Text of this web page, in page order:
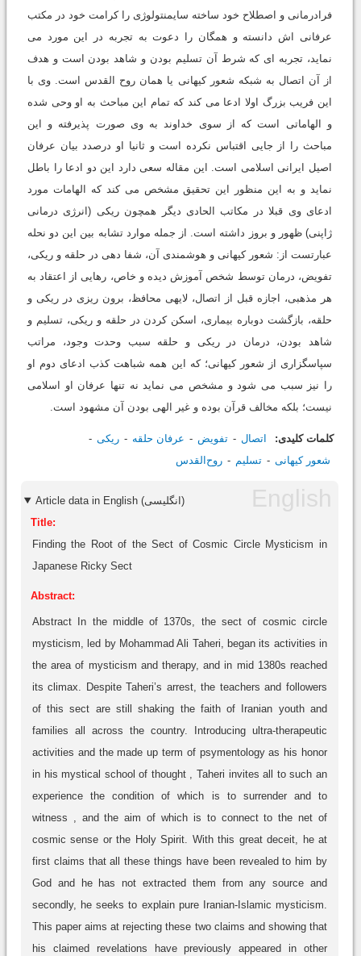
فرادرمانی و اصطلاح خود ساخته سایمنتولوژی را کرامت خود در مکتب
عرفانی اش دانسته و همگان را دعوت به تجربه در این مورد می
نماید، تجربه ای که شرط آن تسلیم بودن و شاهد بودن است و هدف
از آن اتصال به شبکه شعور کیهانی یا همان روح القدس است. وی با
این فریب بزرگ اولا ادعا می کند که تمام این مباحث به او وحی شده
و الهاماتی است که از سوی خداوند به وی صورت پذیرفته و این
مباحث را از جایی اقتباس نکرده است و ثانیا او درصدد بیان عرفان
اصیل ایرانی اسلامی است. این مقاله سعی دارد این دو ادعا را باطل
نماید و به این منظور این تحقیق مشخص می کند که الهامات مورد
ادعای وی قبلا در مکاتب الحادی دیگر همچون ریکی (انرژی درمانی
ژاپنی) ظهور و بروز داشته است. از جمله موارد تشابه بین این دو نحله
عبارتست از: شعور کیهانی و هوشمندی آن، شفا دهی در حلقه و ریکی،
تفویض، درمان توسط شخص آموزش دیده و خاص، رهایی از اعتقاد به
هر مذهبی، اجازه قبل از اتصال، لایه‏ی محافظ، برون ریزی در ریکی و
حلقه، بازگشت دوباره بیماری، اسکن کردن در حلقه و ریکی، تسلیم و
شاهد بودن، درمان در ریکی و حلقه سبب وحدت وجود، مراتب
سپاسگزاری از شعور کیهانی؛ که این همه شباهت کذب ادعای دوم او
را نیز سبب می شود و مشخص می نماید نه تنها عرفان او اسلامی
نیست؛ بلکه مخالف قرآن بوده و غیر الهی بودن آن مشهود است.
کلمات کلیدی: اتصال تفویض عرفان حلقه
ریکی
شعور کیهانی
تسلیم روح‌القدس
Article data in English (انگلیسی)
Title:
Finding the Root of the Sect of Cosmic Circle Mysticism in
Japanese Ricky Sect
Abstract:
Abstract In the middle of 1370s, the sect of cosmic circle
mysticism, led by Mohammad Ali Taheri, began its activities in
the area of mysticism and therapy, and in mid 1380s reached
its climax. Despite Taheri’s arrest, the teachers and followers
of this sect are still shaking the faith of Iranian youth and
families all across the country. Introducing ultra-therapeutic
activities and the made up term of psymentology as his honor
in his mystical school of thought , Taheri invites all to such an
experience the condition of which is to surrender and to
witness , and the aim of which is to connect to the net of
cosmic sense or the Holy Spirit. With this great deceit, he at
first claims that all these things have been revealed to him by
God and he has not extracted them from any source and
secondly, he seeks to explain pure Iranian-Islamic mysticism.
This paper aims at rejecting these two claims and showing that
his claimed revelations have previously appeared in other